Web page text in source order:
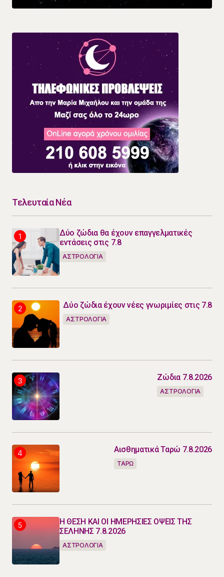
Τελευταία Νέα
Δύο ζώδια θα έχουν επαγγελματικές
εντάσεις στις 7.8
ΑΣΤΡΟΛΟΓΙΑ
Δύο ζώδια έχουν νέες γνωριμίες στις 7.8
ΑΣΤΡΟΛΟΓΙΑ
Ζώδια 7.8.2026
ΑΣΤΡΟΛΟΓΙΑ
Αισθηματικά Ταρώ 7.8.2026
ΤΑΡΩ
Η ΘΕΣΗ ΚΑΙ ΟΙ ΗΜΕΡΗΣΙΕΣ ΟΨΕΙΣ ΤΗΣ
ΣΕΛΗΝΗΣ 7.8.2026
ΑΣΤΡΟΛΟΓΙΑ